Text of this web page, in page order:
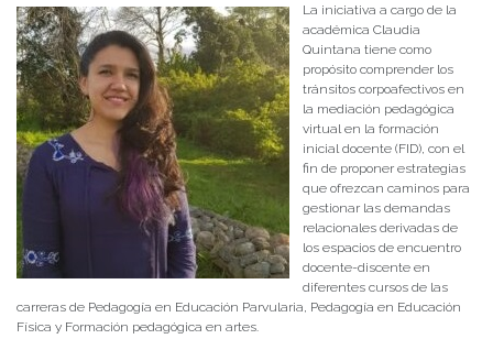
La iniciativa a cargo de la
académica Claudia
Quintana tiene como
propósito comprender los
tránsitos corpoafectivos en
la mediación pedagógica
virtual en la formación
inicial docente (FID), con el
fin de proponer estrategias
que ofrezcan caminos para
gestionar las demandas
relacionales derivadas de
los espacios de encuentro
docente-discente en
diferentes cursos de las
carreras de Pedagogía en Educación Parvularia, Pedagogía en Educación
Física y Formación pedagógica en artes.